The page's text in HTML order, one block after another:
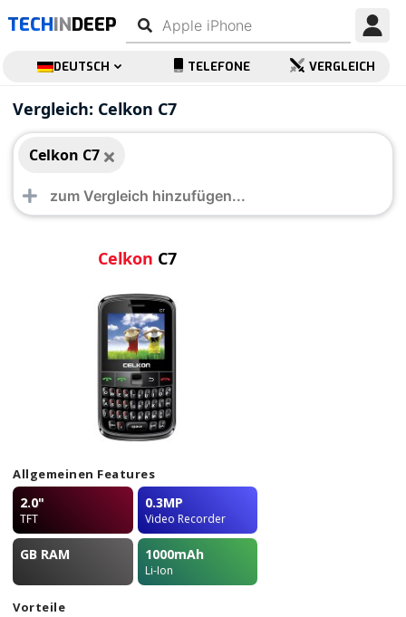
TECHINDEEP
DEUTSCH TELEFONE VERGLEICH
Vergleich: Celkon C7
Celkon C7
Celkon C7
Celkon C7
Allgemeinen Features
2.0"
TFT
0.3MP
Video Recorder
GB RAM 1000mAh
Li-Ion
Vorteile